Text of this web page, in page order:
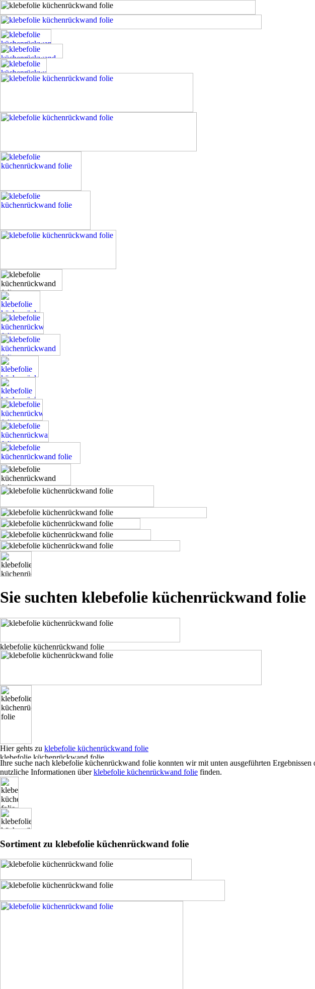
Sie suchten klebefolie küchenrückwand folie
Hier gehts zu klebefolie küchenrückwand folie
Ihre suche nach klebefolie küchenrückwand folie konnten wir mit unten ausgeführten
nutzliche Informationen überklebefolie küchenrückwand folie finden.
Sortiment zu klebefolie küchenrückwand folie